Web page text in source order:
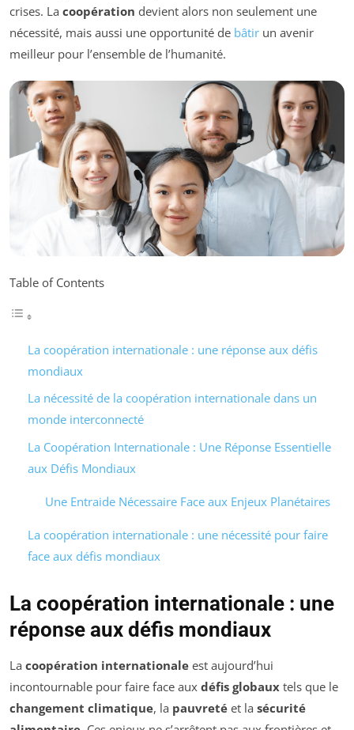
crises. La coopération devient alors non seulement une
nécessité, mais aussi une opportunité de bâtir un avenir
meilleur pour l’ensemble de l’humanité.
Table of Contents
La coopération internationale : une réponse aux défis
mondiaux
La nécessité de la coopération internationale dans un
monde interconnecté
La Coopération Internationale : Une Réponse Essentielle
aux Défis Mondiaux
Une Entraide Nécessaire Face aux Enjeux Planétaires
La coopération internationale : une nécessité pour faire
face aux défis mondiaux
La coopération internationale : une
réponse aux défis mondiaux
La coopération internationale est aujourd’hui
incontournable pour faire face aux défis globaux tels que le
changement climatique, la pauvreté et la sécurité